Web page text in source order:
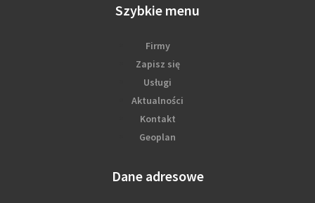
Szybkie menu
Firmy
Zapisz się
Usługi
Aktualności
Kontakt
Geoplan
Dane adresowe